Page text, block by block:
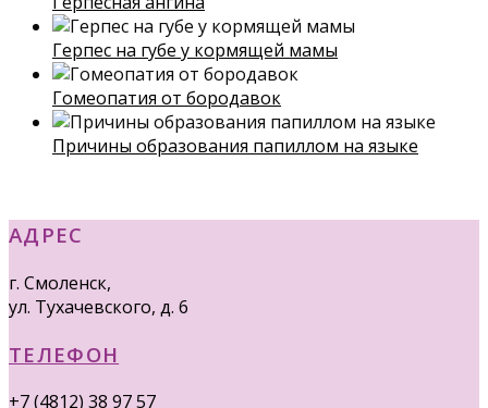
Герпес на губе у кормящей мамы
Гомеопатия от бородавок
Причины образования папиллом на языке
АДРЕС
г. Смоленск,
ул. Тухачевского, д. 6
ТЕЛЕФОН
+7 (4812) 38 97 57